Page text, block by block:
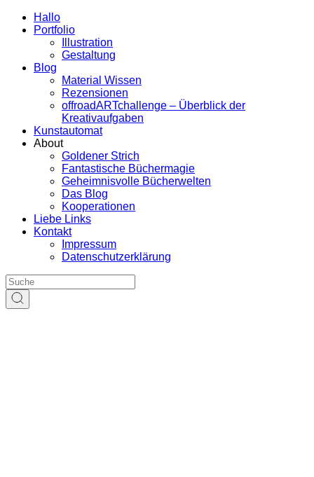
Hallo
Portfolio
Illustration
Gestaltung
Blog
Material Wissen
Rezensionen
offroadARTchallenge – Überblick der
Kreativaufgaben
Kunstautomat
About
Goldener Strich
Fantastische Büchermagie
Geheimnisvolle Bücherwelten
Das Blog
Kooperationen
Liebe Links
Kontakt
Impressum
Datenschutzerklärung